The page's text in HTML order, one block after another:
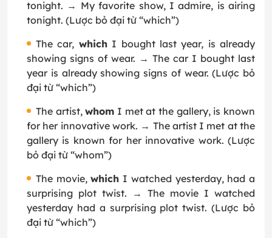
tonight. → My favorite show, I admire, is airing
tonight. (Lược bỏ đại từ “which”)
The car, whichI bought last year, is already
showing signs of wear. → The car I bought last
year is already showing signs of wear. (Lược bỏ
đại từ “which”)
The artist,whom I met at the gallery, is known
for her innovative work. → The artist I met at the
gallery is known for her innovative work. (Lược
bỏ đại từ “whom”)
The movie,which I watched yesterday, had a
surprising plot twist. → The movie I watched
yesterday had a surprising plot twist. (Lược bỏ
đại từ “which”)